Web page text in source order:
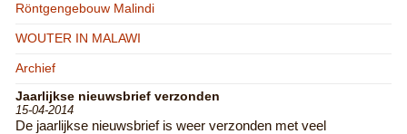
Röntgengebouw Malindi
WOUTER IN MALAWI
Archief
Jaarlijkse nieuwsbrief verzonden
15-04-2014
De jaarlijkse nieuwsbrief is weer verzonden met veel